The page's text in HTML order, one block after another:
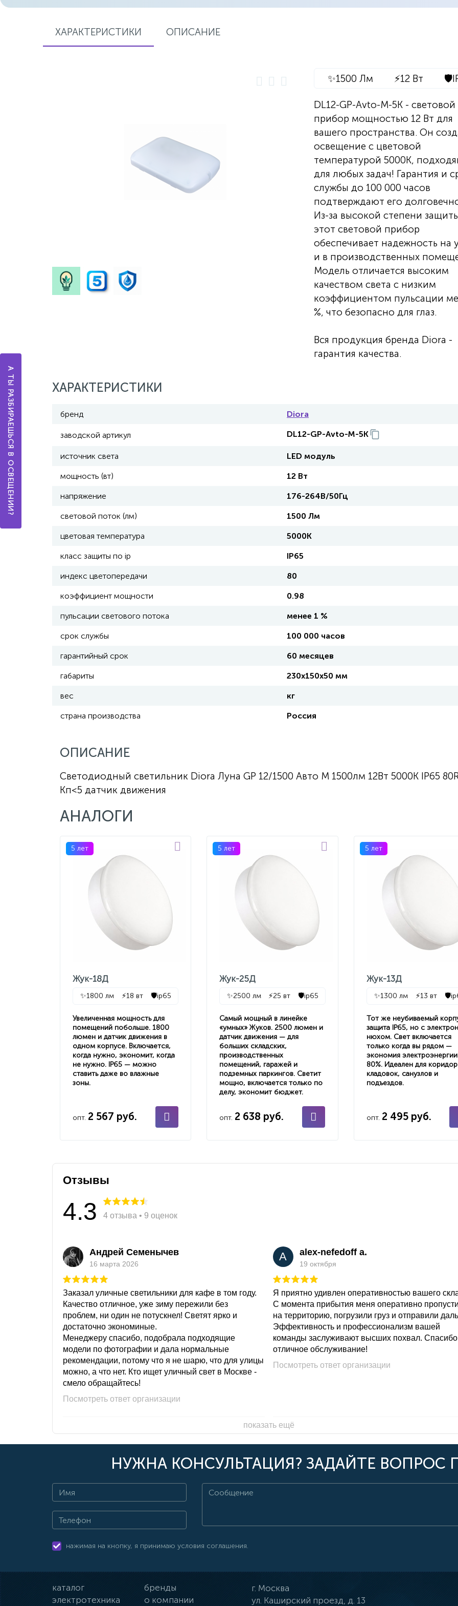
ХАРАКТЕРИСТИКИ ОПИСАНИЕ
✨1500 Лм ⚡12 Вт 🛡️
DL12-GP-Avto-M-5K - световой
прибор мощностью 12 Вт для
вашего пространства. Он
освещение с цветовой
температурой 5000K,
для любых задач! Гарантия и
службы до 100 000 часов
подтверждают его
Из-за высокой степени
этот световой прибор
обеспечивает надежность на
и в производственных
Модель отличается высоким
качеством света с низким
коэффициентом пульсации
%, что безопасно для глаз.
Вся продукция бренда Diora -
гарантия качества.
ХАРАКТЕРИСТИКИ
бренд Diora
заводской артикул DL12-GP-Avto-M-5K
источник света LED модуль
мощность (вт) 12 Вт
напряжение 176-264В/50Гц
световой поток (лм) 1500 Лм
цветовая температура 5000K
класс защиты по ip IP65
индекс цветопередачи 80
коэффициент мощности 0.98
пульсации светового потока менее 1 %
срок службы 100 000 часов
гарантийный срок 60 месяцев
габариты 230х150х50 мм
вес кг
страна производства Россия
ОПИСАНИЕ
Светодиодный светильник Diora Луна GP 12/1500 Авто M 1500лм 12Вт 5000K IP65
Кп<5 датчик движения
АНАЛОГИ
5 лет
Жук-18Д
✨1800 лм ⚡18 вт 🛡️ip65
Увеличенная мощность для
помещений побольше. 1800
люмен и датчик движения в
одном корпусе. Включается,
когда нужно, экономит, когда
не нужно. IP65 — можно
ставить даже во влажные
зоны.
опт. 2 567 руб.
5 лет
Жук-25Д
✨2500 лм ⚡25 вт 🛡️ip65
Самый мощный в линейке
«умных» Жуков. 2500 люмен и
датчик движения — для
больших складских,
производственных
помещений, гаражей и
подземных паркингов. Светит
мощно, включается только по
делу, экономит бюджет.
опт. 2 638 руб.
5 лет
Жук-13Д
✨1300 лм ⚡13 вт 🛡️
Тот же неубиваемый
защита IP65, но с
нюхом. Свет включается
только когда вы рядом —
экономия
80%. Идеален для
кладовок, санузлов и
подъездов.
опт. 2 495 руб.
Отзывы
4.3 4 отзыва • 9 оценок
Андрей Семенычев
16 марта 2026
Заказал уличные светильники для кафе в том году.
Качество отличное, уже зиму пережили без
проблем, ни один не потускнел! Светят ярко и
достаточно экономиные.
Менеджеру спасибо, подобрала подходящие
модели по фотографии и дала нормальные
рекомендации, потому что я не шарю, что для улицы
можно, а что нет. Кто ищет уличный свет в Москве -
смело обращайтесь!
Посмотреть ответ организации
A alex-nefedoff a.
19 октября
Я приятно удивлен оперативностью вашего
С момента прибытия меня оперативно
на территорию, погрузили груз и отправили
Эффективность и профессионализм вашей
команды заслуживают высших похвал. Спасибо
отличное обслуживание!
Посмотреть ответ организации
показать ещё
НУЖНА КОНСУЛЬТАЦИЯ? ЗАДАЙТЕ ВОПРОС
нажимая на кнопку, я принимаю условия соглашения.
каталог
бренды
электротехника
о компании
г. Москва
ул. Каширский проезд, д. 13
А ТЫ РАЗБИРАЕШЬСЯ В ОСВЕЩЕНИИ?